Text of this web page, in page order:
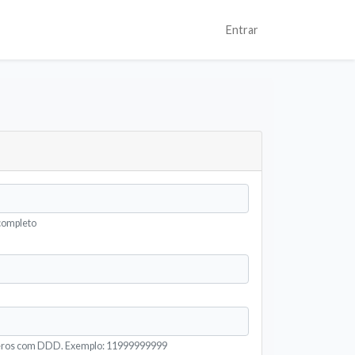
Entrar
com DDD. Exemplo: 11999999999